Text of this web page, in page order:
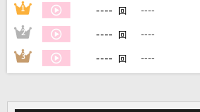
1 ---- 回 ----
2 ---- 回 ----
3 ---- 回 ----